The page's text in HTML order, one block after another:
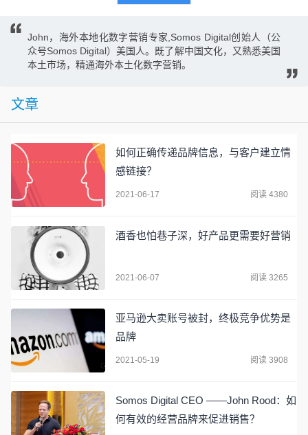
John，海外本地化数字营销专家,Somos Digital创始人（公
众号Somos Digital）美国人。既了解中国文化，又熟悉美国
本土市场，精通海外本土化数字营销。
文章
如何正确传递品牌信息，与客户建立情
感链接？
2021-06-17 阅读 4380
酒香也怕巷子深，好产品更需要好营销
2021-06-07 阅读 3265
亚马逊大卖账号被封，终极竞争优势是
品牌
2021-05-19 阅读 3908
Somos Digital CEO ——John Rood：如
何有效的经营品牌来促进销售？